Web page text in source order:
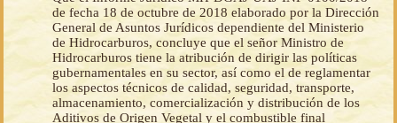
de fecha 18 de octubre de 2018 elaborado por la Dirección
General de Asuntos Jurídicos dependiente del Ministerio
de Hidrocarburos, concluye que el señor Ministro de
Hidrocarburos tiene la atribución de dirigir las políticas
gubernamentales en su sector, así como el de reglamentar
los aspectos técnicos de calidad, seguridad, transporte,
almacenamiento, comercialización y distribución de los
Aditivos de Origen Vegetal y el combustible final